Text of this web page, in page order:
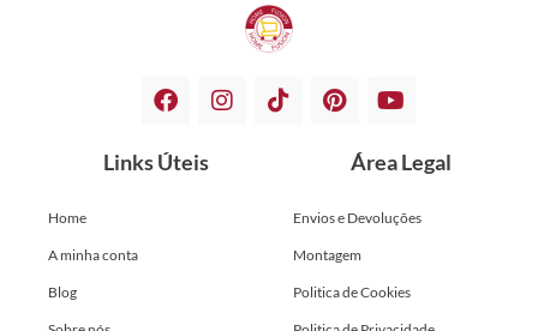
Links Úteis
Home
A minha conta
Blog
Área Legal
Envios e Devoluções
Montagem
Politica de Cookies